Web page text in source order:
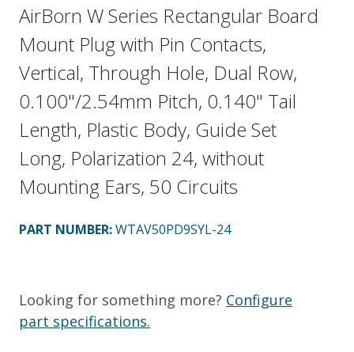
AirBorn W Series Rectangular Board
Mount Plug with Pin Contacts,
Vertical, Through Hole, Dual Row,
0.100"/2.54mm Pitch, 0.140" Tail
Length, Plastic Body, Guide Set
Long, Polarization 24, without
Mounting Ears, 50 Circuits
PART NUMBER:WTAV50PD9SYL-24
Looking for something more? Configure
part specifications.